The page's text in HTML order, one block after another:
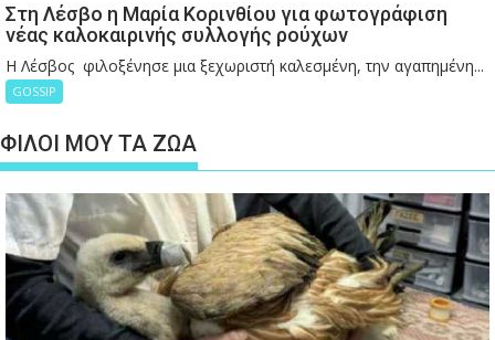
Στη Λέσβο η Μαρία Κορινθίου για φωτογράφιση
νέας καλοκαιρινής συλλογής ρούχων
Η Λέσβος φιλοξένησε μια ξεχωριστή καλεσμένη, την αγαπημένη...
GOSSIP
ΦΙΛΟΙ ΜΟΥ ΤΑ ΖΩΑ